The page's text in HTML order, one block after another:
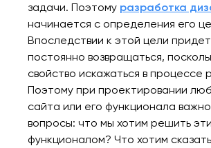
задачи. Поэтому разработка
начинается с определения его
Впоследствии к этой цели
постоянно возвращаться,
свойство искажаться в процессе
Поэтому при проектировании
сайта или его функционала
вопросы: что мы хотим решить
функционалом? Что хотим